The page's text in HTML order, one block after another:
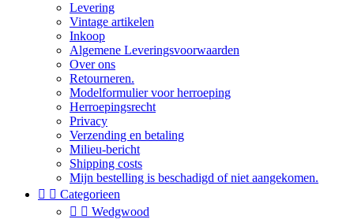
Levering
Vintage artikelen
Inkoop
Algemene Leveringsvoorwaarden
Over ons
Retourneren.
Modelformulier voor herroeping
Herroepingsrecht
Privacy
Verzending en betaling
Milieu-bericht
Shipping costs
Mijn bestelling is beschadigd of niet aangekomen.
  Categorieen
  Wedgwood